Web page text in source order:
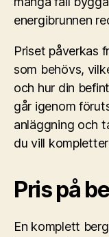
energibrunnen
Priset påverkas
som behövs,
och hur din
går igenom
anläggning och
du vill
Pris på
En komplett